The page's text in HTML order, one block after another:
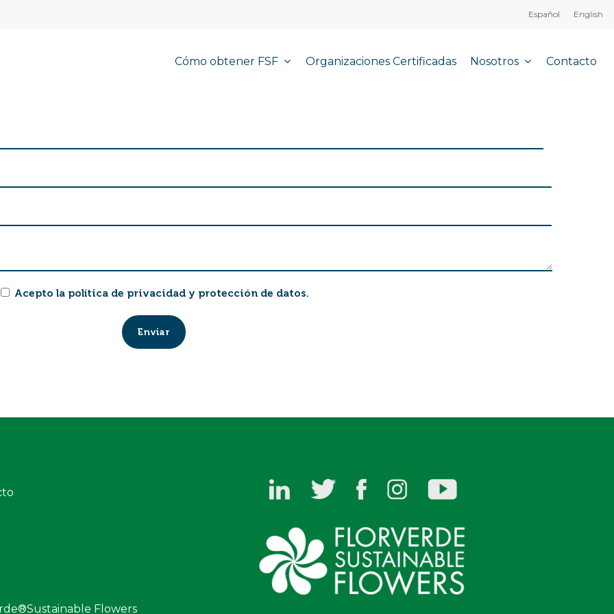
Español English
Cómo obtener FSF Organizaciones Certificadas Nosotros Contacto
Acepto la política de privacidad y protección de datos.
Flowers